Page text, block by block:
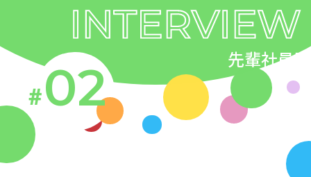
先輩社員
＃02
NEW GRADUATE TOP
新卒採用トップ
PHILOSOPHY
フィロソフィ